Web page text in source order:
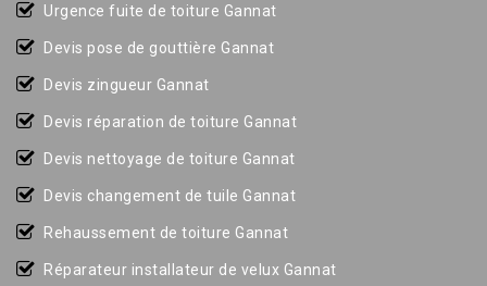
Urgence fuite de toiture Gannat
Devis pose de gouttière Gannat
Devis zingueur Gannat
Devis réparation de toiture Gannat
Devis nettoyage de toiture Gannat
Devis changement de tuile Gannat
Rehaussement de toiture Gannat
Réparateur installateur de velux Gannat